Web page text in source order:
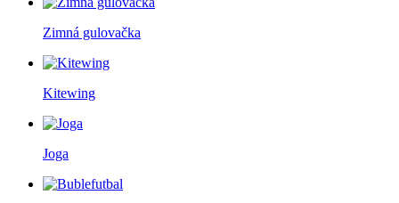
Zimná gulovačka
Kitewing
Joga